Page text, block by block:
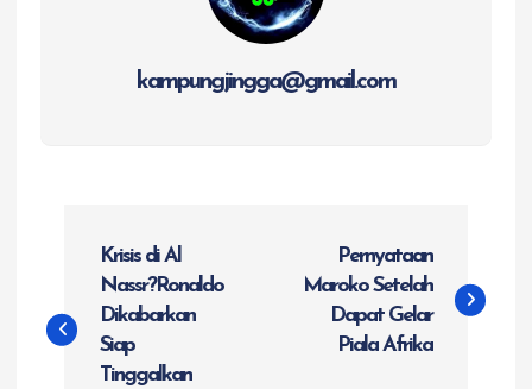
kampungjingga@gmail.com
v
Krisis di Al
Nassr?Ronaldo
Dikabarkan
Siap
Tinggalkan
Pernyataan
Maroko Setelah
Dapat Gelar
Piala Afrika